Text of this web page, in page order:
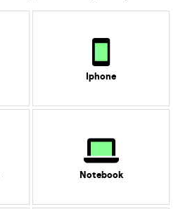
Iphone
Notebook